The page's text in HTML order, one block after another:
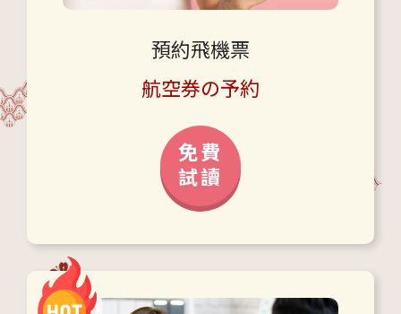
預約飛機票
航空券の予約
免費
試讀